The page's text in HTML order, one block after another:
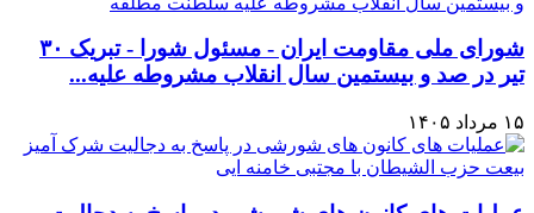
شورای ملی مقاومت ایران - مسئول شورا - تبریک ۳۰
تیر در صد و بیستمین سال انقلاب مشروطه علیه...
۱۵ مرداد ۱۴۰۵